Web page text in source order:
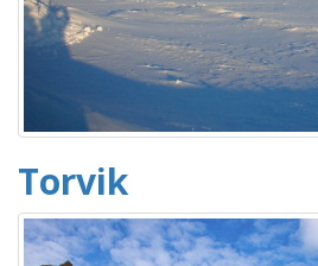
Torvik